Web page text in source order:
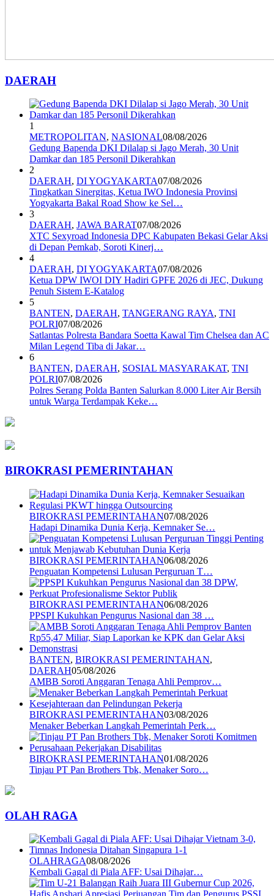
DAERAH
1
METROPOLITAN, NASIONAL08/08/2026
Gedung Bapenda DKI Dilalap si Jago Merah, 30 Unit
Damkar dan 185 Personil Dikerahkan
2
DAERAH, DI YOGYAKARTA07/08/2026
Tingkatkan Sinergitas, Ketua IWO Indonesia Provinsi
Yogyakarta Bakal Road Show ke Sel…
3
DAERAH, JAWA BARAT07/08/2026
XTC Sexyroad Indonesia DPC Kabupaten Bekasi Gelar Aksi
di Depan Pemkab, Soroti Kinerj…
4
DAERAH, DI YOGYAKARTA07/08/2026
Ketua DPW IWOI DIY Hadiri GPFE 2026 di JEC, Dukung
Penuh Sistem E-Katalog
5
BANTEN, DAERAH, TANGERANG RAYA, TNI
POLRI07/08/2026
Satlantas Polresta Bandara Soetta Kawal Tim Chelsea dan AC
Milan Legend Tiba di Jakar…
6
BANTEN, DAERAH, SOSIAL MASYARAKAT, TNI
POLRI07/08/2026
Polres Serang Polda Banten Salurkan 8.000 Liter Air Bersih
untuk Warga Terdampak Keke…
BIROKRASI PEMERINTAHAN
BIROKRASI PEMERINTAHAN07/08/2026
Hadapi Dinamika Dunia Kerja, Kemnaker Se…
BIROKRASI PEMERINTAHAN06/08/2026
Penguatan Kompetensi Lulusan Perguruan T…
BIROKRASI PEMERINTAHAN06/08/2026
PPSPI Kukuhkan Pengurus Nasional dan 38 …
BANTEN, BIROKRASI PEMERINTAHAN,
DAERAH05/08/2026
AMBB Soroti Anggaran Tenaga Ahli Pemprov…
BIROKRASI PEMERINTAHAN03/08/2026
Menaker Beberkan Langkah Pemerintah Perk…
BIROKRASI PEMERINTAHAN01/08/2026
Tinjau PT Pan Brothers Tbk, Menaker Soro…
OLAH RAGA
OLAHRAGA08/08/2026
Kembali Gagal di Piala AFF: Usai Dihajar…